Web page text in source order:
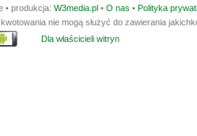
• produkcja: W3media.pl • O nas • Polityka
kwotowania nie mogą służyć do zawierania
Dla właścicieli witryn